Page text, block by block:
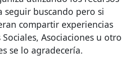
seguir buscando pero si
compartir experiencias
Asociaciones u otro
se lo agradecería.